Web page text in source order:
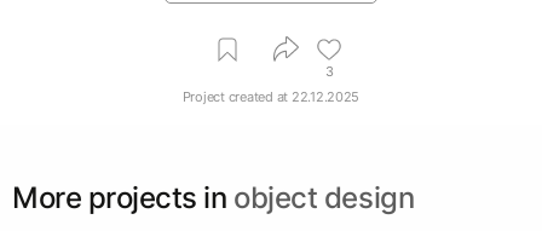
3
Project created at 22.12.2025
More projects in object design